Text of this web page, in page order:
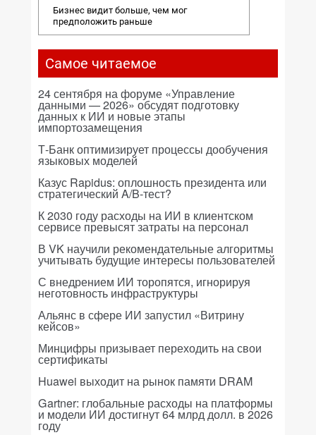
Бизнес видит больше, чем мог
предположить раньше
Самое читаемое
24 сентября на форуме «Управление
данными — 2026» обсудят подготовку
данных к ИИ и новые этапы
импортозамещения
Т-Банк оптимизирует процессы дообучения
языковых моделей
Казус Rapidus: оплошность президента или
стратегический A/B-тест?
К 2030 году расходы на ИИ в клиентском
сервисе превысят затраты на персонал
В VK научили рекомендательные алгоритмы
учитывать будущие интересы пользователей
С внедрением ИИ торопятся, игнорируя
неготовность инфраструктуры
Альянс в сфере ИИ запустил «Витрину
кейсов»
Минцифры призывает переходить на свои
сертификаты
Huawei выходит на рынок памяти DRAM
Gartner: глобальные расходы на платформы
и модели ИИ достигнут 64 млрд долл. в 2026
году